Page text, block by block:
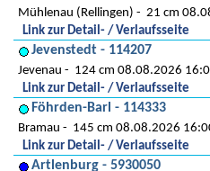
Mühlenau (Rellingen)
21 cm
Link zur Detail- / Verlaufsseite
Jevenstedt - 114207
Jevenau
124 cm 08.08.2026
Link zur Detail- / Verlaufsseite
Föhrden-Barl - 114333
Bramau
145 cm 08.08.2026
Link zur Detail- / Verlaufsseite
Artlenburg - 5930050